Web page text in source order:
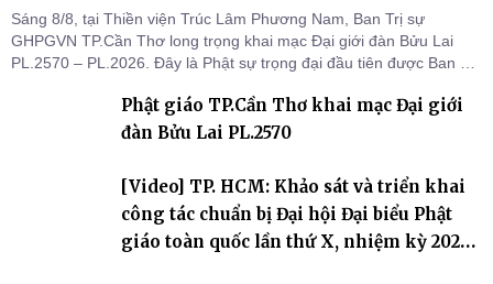
Sáng 8/8, tại Thiền viện Trúc Lâm Phương Nam, Ban Trị sự
GHPGVN TP.Cần Thơ long trọng khai mạc Đại giới đàn Bửu Lai
PL.2570 – PL.2026. Đây là Phật sự trọng đại đầu tiên được Ban Trị
thứ I, thể hiện sự quan tâm đối với công tác truyền giới, đào tạo
Tăng tài và tiếp nối mạng mạch Tăng-g
Phật giáo TP.Cần Thơ khai mạc Đại giới
đàn Bửu Lai PL.2570
[Video] TP. HCM: Khảo sát và triển khai
công tác chuẩn bị Đại hội Đại biểu Phật
giáo toàn quốc lần thứ X, nhiệm kỳ 2026-